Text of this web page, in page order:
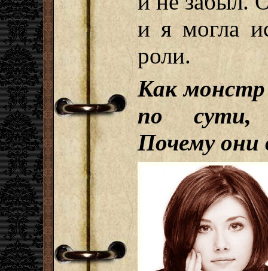
и я могла
роли.
Как
по сути,
Почему они